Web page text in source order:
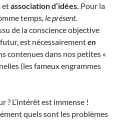
etassociation d’idées. Pour la
temps, le présent.
de la conscience objective
est nécessairementen
contenues dans nos petites «
(les fameux engrammes
? L’intérêt est immense !
quels sont les problèmes